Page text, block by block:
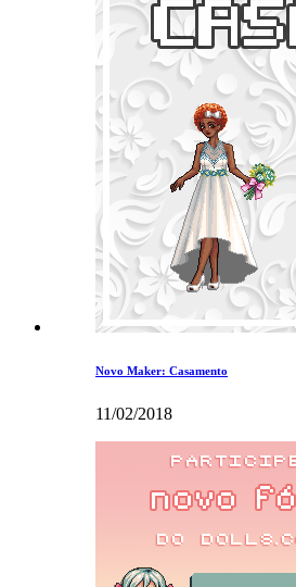
Novo Maker: Casamento
11/02/2018